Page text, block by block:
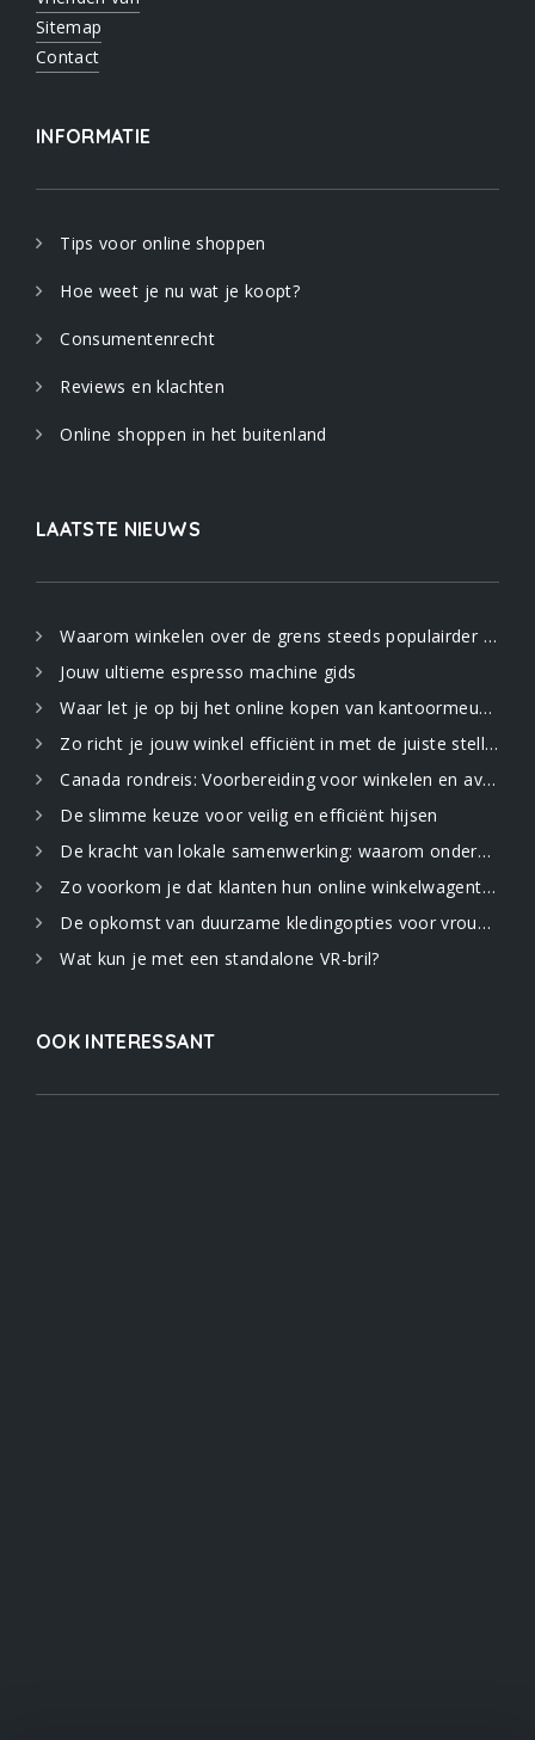
Sitemap
Contact
INFORMATIE
Tips voor online shoppen
Hoe weet je nu wat je koopt?
Consumentenrecht
Reviews en klachten
Online shoppen in het buitenland
LAATSTE NIEUWS
Waarom winkelen over de grens steeds populairder wordt
Jouw ultieme espresso machine gids
Waar let je op bij het online kopen van kantoormeubilair
Zo richt je jouw winkel efficiënt in met de juiste stellingen
Canada rondreis: Voorbereiding voor winkelen en avontuur in de uitgestrekte natuur
De slimme keuze voor veilig en efficiënt hijsen
De kracht van lokale samenwerking: waarom ondernemers elkaar nodig hebben
Zo voorkom je dat klanten hun online winkelwagentje verlaten: 5 strategieën
De opkomst van duurzame kledingopties voor vrouwen
Wat kun je met een standalone VR-bril?
OOK INTERESSANT